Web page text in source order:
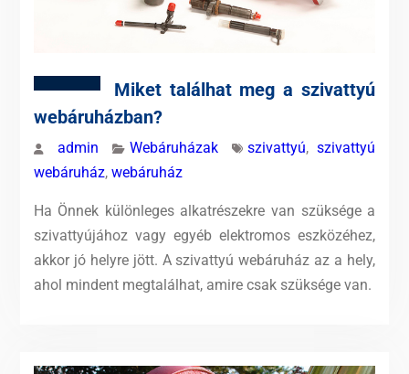
Miket találhat meg a szivattyú
webáruházban?
admin Webáruházak szivattyú,szivattyú
webáruház, webáruház
Ha Önnek különleges alkatrészekre van szüksége a
szivattyújához vagy egyéb elektromos eszközéhez,
akkor jó helyre jött. A szivattyú webáruház az a hely,
ahol mindent megtalálhat, amire csak szüksége van.